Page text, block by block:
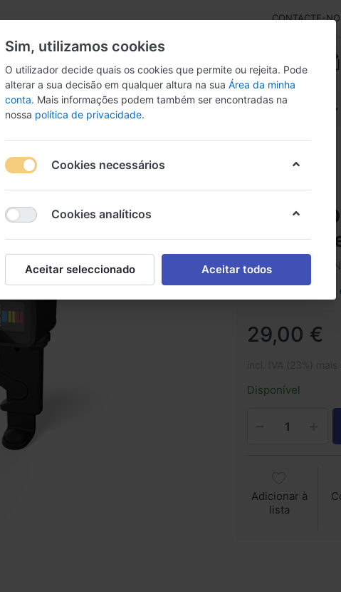
CONTACTE-
Inst. Arco Percussão
Afinador
Violin
Afinador D'Addario
29,00 €
Disponível
Adicionar à
lista
Sim, utilizamos cookies
O utilizador decide quais os cookies que permite ou rejeita. Pode
alterar a sua decisão em qualquer altura na sua Área da minha
conta. Mais informações podem também ser encontradas na
nossa política de privacidade.
Cookies necessários
Cookies analíticos
Aceitar seleccionado Aceitar todos